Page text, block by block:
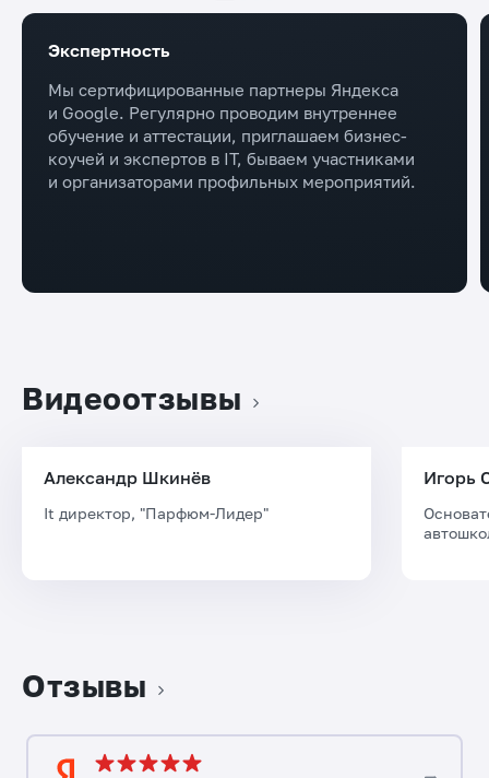
Экспертность
Мы сертифицированные партнеры Яндекса
и Google. Регулярно проводим внутреннее
обучение и аттестации, приглашаем бизнес-
коучей и экспертов в IT, бываем участниками
и организаторами профильных мероприятий.
Видеоотзывы
Александр Шкинёв
It директор, "Парфюм-Лидер"
Игорь
Отзывы